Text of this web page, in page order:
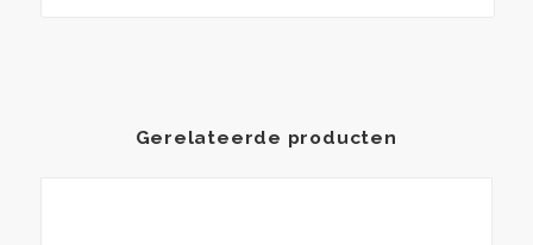
Gerelateerde producten